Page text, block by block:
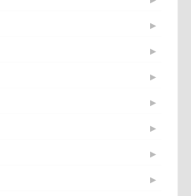
▶
▶
▶
▶
▶
▶
▶
▶